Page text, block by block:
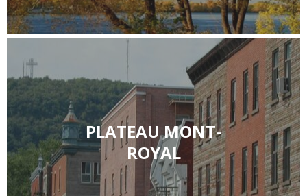
PLATEAU MONT-
ROYAL